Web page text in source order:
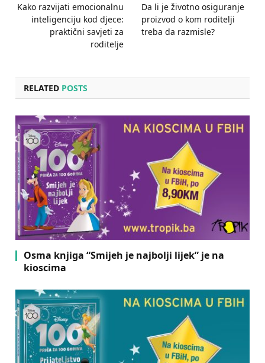
Kako razvijati emocionalnu
inteligenciju kod djece:
praktični savjeti za
roditelje
Da li je životno osiguranje
proizvod o kom roditelji
treba da razmisle?
RELATED POSTS
Osma knjiga “Smijeh je najbolji lijek” je na
kioscima